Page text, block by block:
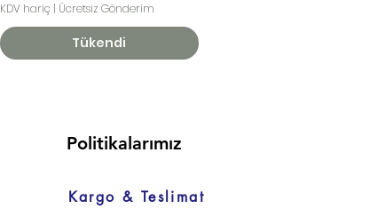
KDV hariç | Ücretsiz Gönderim
Tükendi
Politikalarımız
Kargo & Teslimat